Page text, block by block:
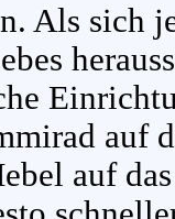
Als sich
auf
auf